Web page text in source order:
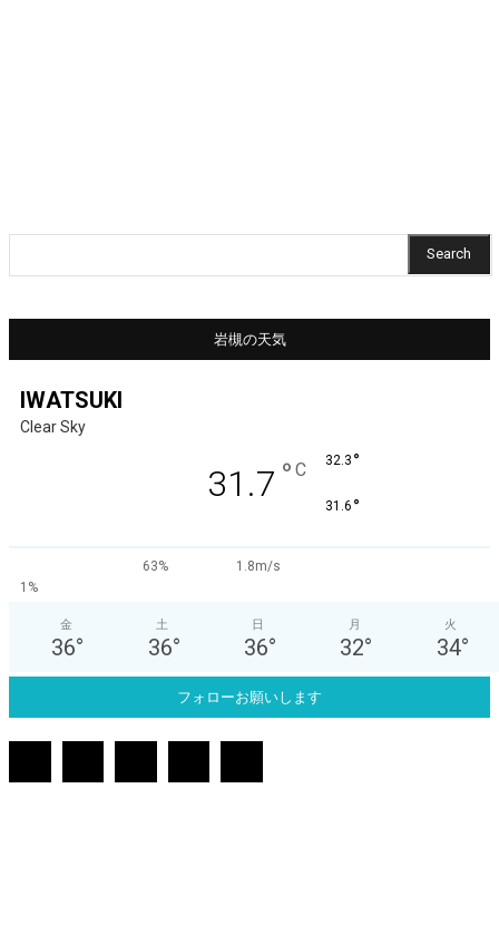
Search
岩槻の天気
IWATSUKI
Clear Sky
31.7 ° C 32.3 °
31.6 °
63%
1.8m/s
1%
金
36°
土
36°
日
36°
月
32°
火
34°
フォローお願いします